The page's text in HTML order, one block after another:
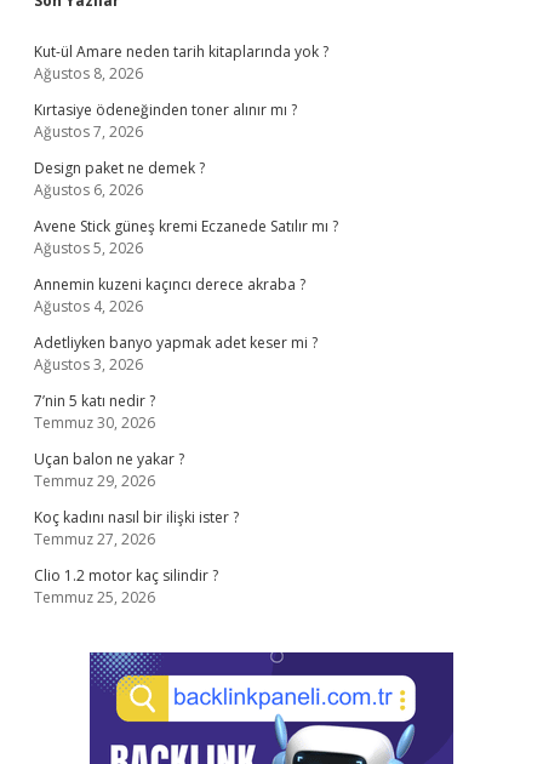
Sidebar
Kut-ül Amare neden tarih kitaplarında yok ?
Ağustos 8, 2026
Kırtasiye ödeneğinden toner alınır mı ?
Ağustos 7, 2026
Design paket ne demek ?
Ağustos 6, 2026
Avene Stick güneş kremi Eczanede Satılır mı ?
Ağustos 5, 2026
Annemin kuzeni kaçıncı derece akraba ?
Ağustos 4, 2026
Adetliyken banyo yapmak adet keser mi ?
Ağustos 3, 2026
7’nin 5 katı nedir ?
Temmuz 30, 2026
Uçan balon ne yakar ?
Temmuz 29, 2026
Koç kadını nasıl bir ilişki ister ?
Temmuz 27, 2026
Clio 1.2 motor kaç silindir ?
Temmuz 25, 2026